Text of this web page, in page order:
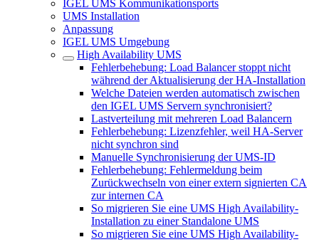
IGEL UMS Kommunikationsports
UMS Installation
Anpassung
IGEL UMS Umgebung
High Availability UMS
Fehlerbehebung: Load Balancer stoppt nicht
während der Aktualisierung der HA-Installation
Welche Dateien werden automatisch zwischen
den IGEL UMS Servern synchronisiert?
Lastverteilung mit mehreren Load Balancern
Fehlerbehebung: Lizenzfehler, weil HA-Server
nicht synchron sind
Manuelle Synchronisierung der UMS-ID
Fehlerbehebung: Fehlermeldung beim
Zurückwechseln von einer extern signierten CA
zur internen CA
So migrieren Sie eine UMS High Availability-
Installation zu einer Standalone UMS
So migrieren Sie eine UMS High Availability-